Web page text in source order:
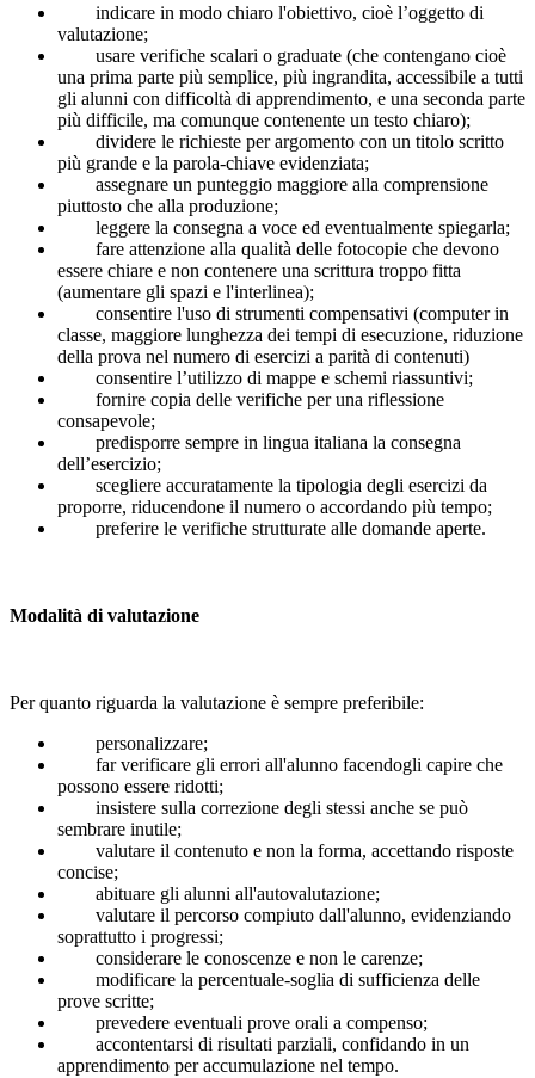
indicare in modo chiaro l'obiettivo, cioè l’oggetto di
valutazione;
usare verifiche scalari o graduate (che contengano cioè
una prima parte più semplice, più ingrandita, accessibile a tutti
gli alunni con difficoltà di apprendimento, e una seconda parte
più difficile, ma comunque contenente un testo chiaro);
dividere le richieste per argomento con un titolo scritto
più grande e la parola-chiave evidenziata;
assegnare un punteggio maggiore alla comprensione
piuttosto che alla produzione;
leggere la consegna a voce ed eventualmente spiegarla;
fare attenzione alla qualità delle fotocopie che devono
essere chiare e non contenere una scrittura troppo fitta
(aumentare gli spazi e l'interlinea);
consentire l'uso di strumenti compensativi (computer in
classe, maggiore lunghezza dei tempi di esecuzione, riduzione
della prova nel numero di esercizi a parità di contenuti)
consentire l’utilizzo di mappe e schemi riassuntivi;
fornire copia delle verifiche per una riflessione
consapevole;
predisporre sempre in lingua italiana la consegna
dell’esercizio;
scegliere accuratamente la tipologia degli esercizi da
proporre, riducendone il numero o accordando più tempo;
preferire le verifiche strutturate alle domande aperte.
Modalità di valutazione
Per quanto riguarda la valutazione è sempre preferibile:
personalizzare;
far verificare gli errori all'alunno facendogli capire che
possono essere ridotti;
insistere sulla correzione degli stessi anche se può
sembrare inutile;
valutare il contenuto e non la forma, accettando risposte
concise;
abituare gli alunni all'autovalutazione;
valutare il percorso compiuto dall'alunno, evidenziando
soprattutto i progressi;
considerare le conoscenze e non le carenze;
modificare la percentuale-soglia di sufficienza delle
prove scritte;
prevedere eventuali prove orali a compenso;
accontentarsi di risultati parziali, confidando in un
apprendimento per accumulazione nel tempo.